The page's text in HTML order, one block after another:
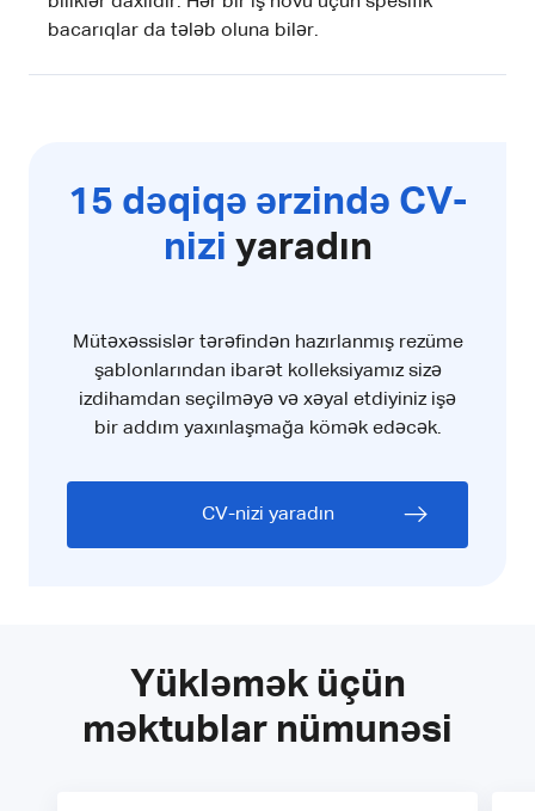
bacarıqlar da tələb oluna bilər.
15 dəqiqə ərzində CV-
nizi yaradın
Mütəxəssislər tərəfindən hazırlanmış rezüme
şablonlarından ibarət kolleksiyamız sizə
izdihamdan seçilməyə və xəyal etdiyiniz işə
bir addım yaxınlaşmağa kömək edəcək.
CV-nizi yaradın
Yükləmək üçün
məktublar nümunəsi